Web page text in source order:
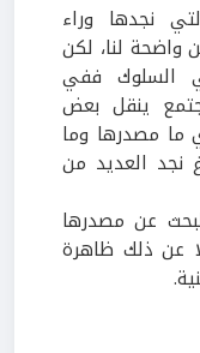
نجدها وراء
واضحة لنا، لكن
السلوك ففي
ينقل بعض
ما مصدرها وما
نجد العديد من
عن مصدرها
عن ذلك ظاهرة